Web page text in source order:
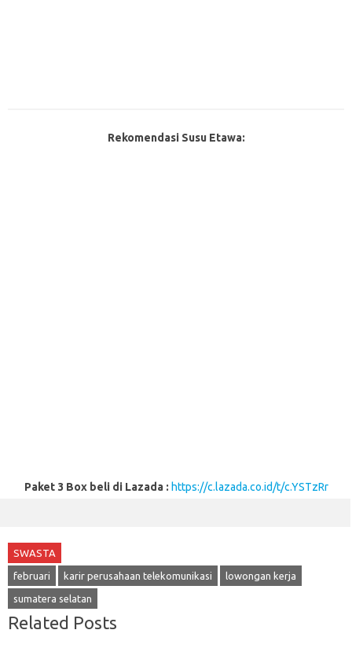
Rekomendasi Susu Etawa:
Paket 3 Box beli di Lazada : https://c.lazada.co.id/t/c.YSTzRr
SWASTA
februari karir perusahaan telekomunikasi lowongan kerja
sumatera selatan
Related Posts